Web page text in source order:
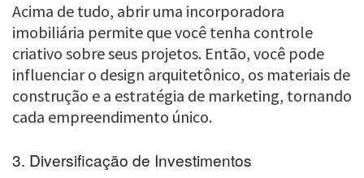
Acima de tudo, abrir uma incorporadora
imobiliária permite que você tenha controle
criativo sobre seus projetos. Então, você pode
influenciar o design arquitetônico, os materiais de
construção e a estratégia de marketing, tornando
cada empreendimento único.
3. Diversificação de Investimentos